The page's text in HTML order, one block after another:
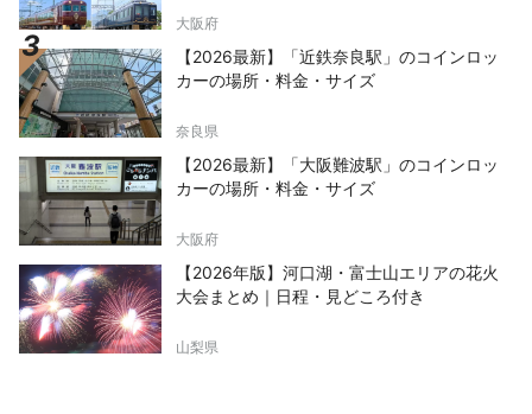
大阪府
【2026最新】「近鉄奈良駅」のコインロッ
カーの場所・料金・サイズ
奈良県
【2026最新】「大阪難波駅」のコインロッ
カーの場所・料金・サイズ
大阪府
【2026年版】河口湖・富士山エリアの花火
大会まとめ｜日程・見どころ付き
山梨県